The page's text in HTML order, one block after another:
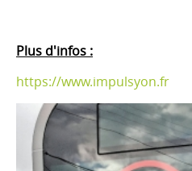
Plus d'infos :
https://www.impulsyon.fr